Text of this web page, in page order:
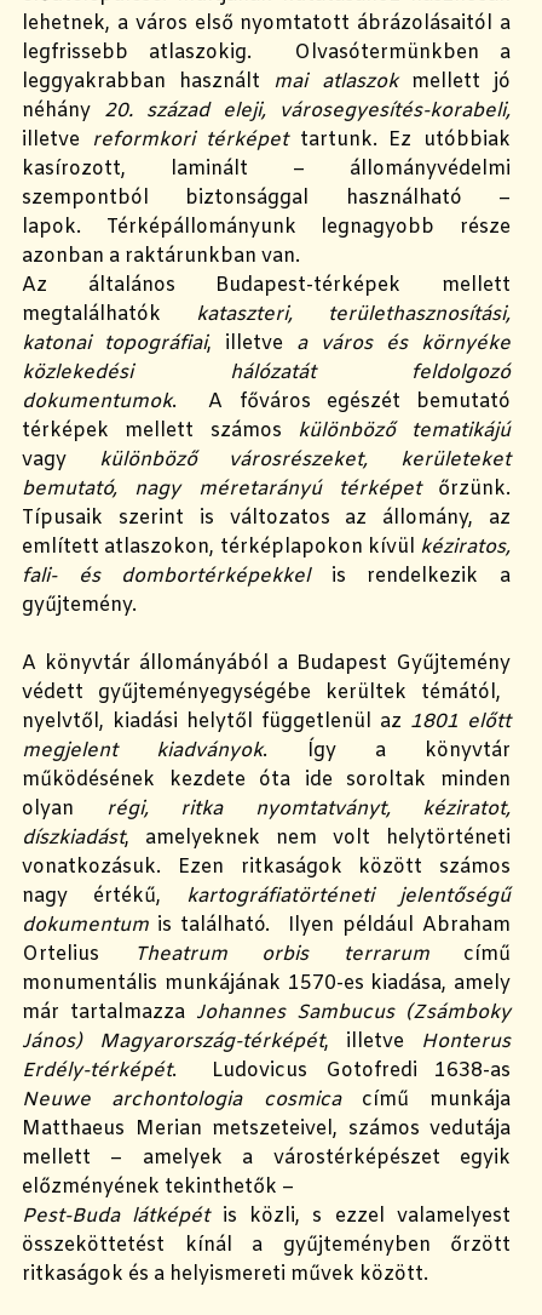
lehetnek, a város első nyomtatott ábrázolásaitól a
legfrissebb atlaszokig.
Olvasótermünkben a
leggyakrabban használt mai atlaszokmellett jó
néhány 20. század eleji, városegyesítés-korabeli,
illetve reformkori térképettartunk. Ez utóbbiak
kasírozott, laminált – állományvédelmi
szempontból biztonsággal használható –
lapok.
Térképállományunk legnagyobb része
azonban a raktárunkban van.
Az általános Budapest-térképek mellett
megtalálhatók kataszteri, területhasznosítási,
katonai topográfiai, illetve a város és környéke
közlekedési hálózatát feldolgozó
dokumentumok.
A főváros egészét bemutató
térképek mellett számos különböző tematikájú
vagy különböző városrészeket, kerületeket
bemutató, nagy méretarányútérképetőrzünk.
Típusaik szerint is változatos az állomány, az
említett atlaszokon, térképlapokon kívül kéziratos,
fali- és dombortérképekkelis rendelkezik a
gyűjtemény.
A könyvtár állományából a Budapest Gyűjtemény
védett gyűjteményegységébe kerültek témától,
nyelvtől, kiadási helytől függetlenül az 1801 előtt
megjelent kiadványok. Így akönyvtár
működésének kezdete óta ide soroltak minden
olyan
régi, ritka nyomtatványt, kéziratot,
díszkiadást, amelyeknek nem volt helytörténeti
vonatkozásuk.
Ezen ritkaságok között számos
nagy értékű, kartográfiatörténeti jelentőségű
dokumentum is található.
Ilyen például Abraham
Ortelius
Theatrum orbis terrarumcímű
monumentális munkájának 1570-es kiadása, amely
már tartalmazza Johannes Sambucus (Zsámboky
János)Magyarország-térképét, illetve Honterus
Erdély-térképét. Ludovicus Gotofredi 1638-as
Neuwe archontologia cosmicacímű munkája
Matthaeus Merian metszeteivel, számos vedutája
mellett – amelyek a várostérképészet egyik
előzményének tekinthetők –
Pest-Buda látképétis közli, s ezzel valamelyest
összeköttetést kínál a gyűjteményben őrzött
ritkaságok és a helyismereti művek között.